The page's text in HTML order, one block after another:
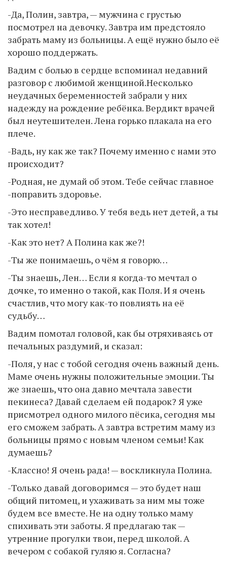
-Да, Полин, завтра, — мужчина с грустью
посмотрел на девочку. Завтра им предстояло
забрать маму из больницы. А ещё нужно было её
хорошо поддержать.
Вадим с болью в сердце вспоминал недавний
разговор с любимой женщиной.Несколько
неудачных беременностей забрали у них
надежду на рождение ребёнка. Вердикт врачей
был неутешителен. Лена горько плакала на его
плече.
-Вадь, ну как же так? Почему именно с нами это
происходит?
-Родная, не думай об этом. Тебе сейчас главное
-поправить здоровье.
-Это несправедливо. У тебя ведь нет детей, а ты
так хотел!
-Как это нет? А Полина как же?!
-Ты же понимаешь, о чём я говорю…
-Ты знаешь, Лен… Если я когда-то мечтал о
дочке, то именно о такой, как Поля. И я очень
счастлив, что могу как-то повлиять на её
судьбу…
Вадим помотал головой, как бы отряхиваясь от
печальных раздумий, и сказал:
-Поля, у нас с тобой сегодня очень важный день.
Маме очень нужны положительные эмоции. Ты
же знаешь, что она давно мечтала завести
пекинеса? Давай сделаем ей подарок? Я уже
присмотрел одного милого пёсика, сегодня мы
его сможем забрать. А завтра встретим маму из
больницы прямо с новым членом семьи! Как
думаешь?
-Классно! Я очень рада! — воскликнула Полина.
-Только давай договоримся — это будет наш
общий питомец, и ухаживать за ним мы тоже
будем все вместе. Не на одну только маму
спихивать эти заботы. Я предлагаю так —
утренние прогулки твои, перед школой. А
вечером с собакой гуляю я. Согласна?